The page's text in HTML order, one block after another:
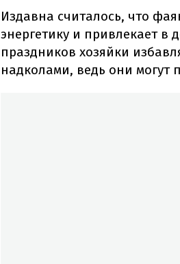
Издавна считалось, что
энергетику и привлекает в
праздников хозяйки
надколами, ведь они могут